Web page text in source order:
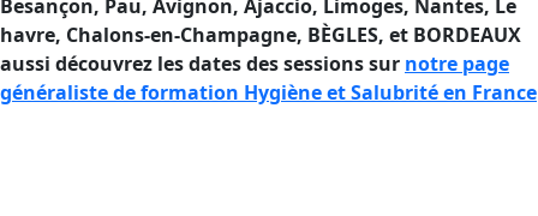
Besançon, Pau, Avignon, Ajaccio, Limoges, Nantes, Le
havre, Chalons-en-Champagne, BÈGLES, et BORDEAUX
aussi découvrez les dates des sessions sur notre page
généraliste de formation Hygiène et Salubrité en France